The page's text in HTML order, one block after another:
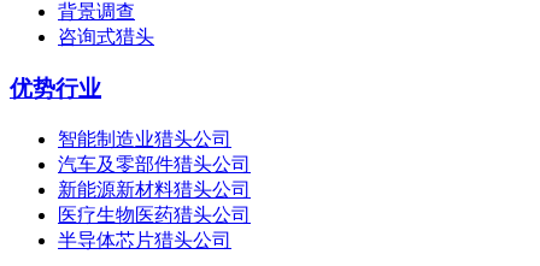
背景调查
咨询式猎头
优势行业
智能制造业猎头公司
汽车及零部件猎头公司
新能源新材料猎头公司
医疗生物医药猎头公司
半导体芯片猎头公司